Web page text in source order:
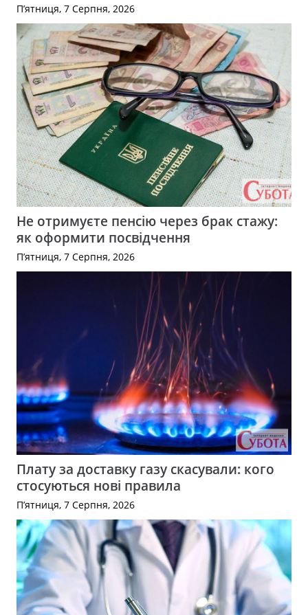
П’ятниця, 7 Серпня, 2026
Не отримуєте пенсію через брак стажу:
як оформити посвідчення
П’ятниця, 7 Серпня, 2026
Плату за доставку газу скасували: кого
стосуються нові правила
П’ятниця, 7 Серпня, 2026